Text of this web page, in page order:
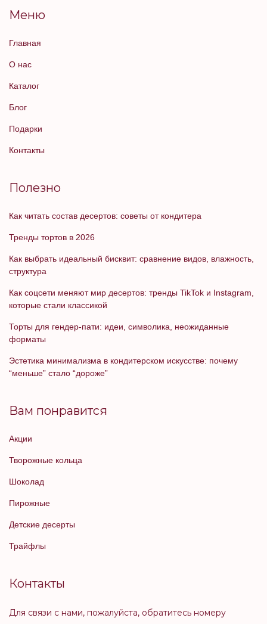
Меню
Главная
О нас
Каталог
Блог
Подарки
Контакты
Полезно
Как читать состав десертов: советы от кондитера
Тренды тортов в 2026
Как выбрать идеальный бисквит: сравнение видов, влажность,
структура
Как соцсети меняют мир десертов: тренды TikTok и Instagram,
которые стали классикой
Торты для гендер-пати: идеи, символика, неожиданные
форматы
Эстетика минимализма в кондитерском искусстве: почему
“меньше” стало “дороже”
Вам понравится
Акции
Творожные кольца
Шоколад
Пирожные
Детские десерты
Трайфлы
Контакты
Для связи с нами, пожалуйста, обратитесь номеру